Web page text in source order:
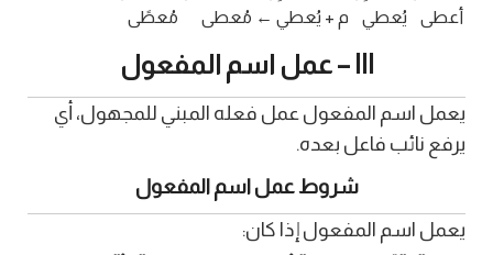
أعطى
يُعطي م + يُعطي ← مُعطى مُعطًى
يعمل اسم المفعول عمل فعله المبني للمجهول، أي
يرفع نائب فاعل بعده.
شروط عمل اسم المفعول
يعمل اسم المفعول إذا كان: